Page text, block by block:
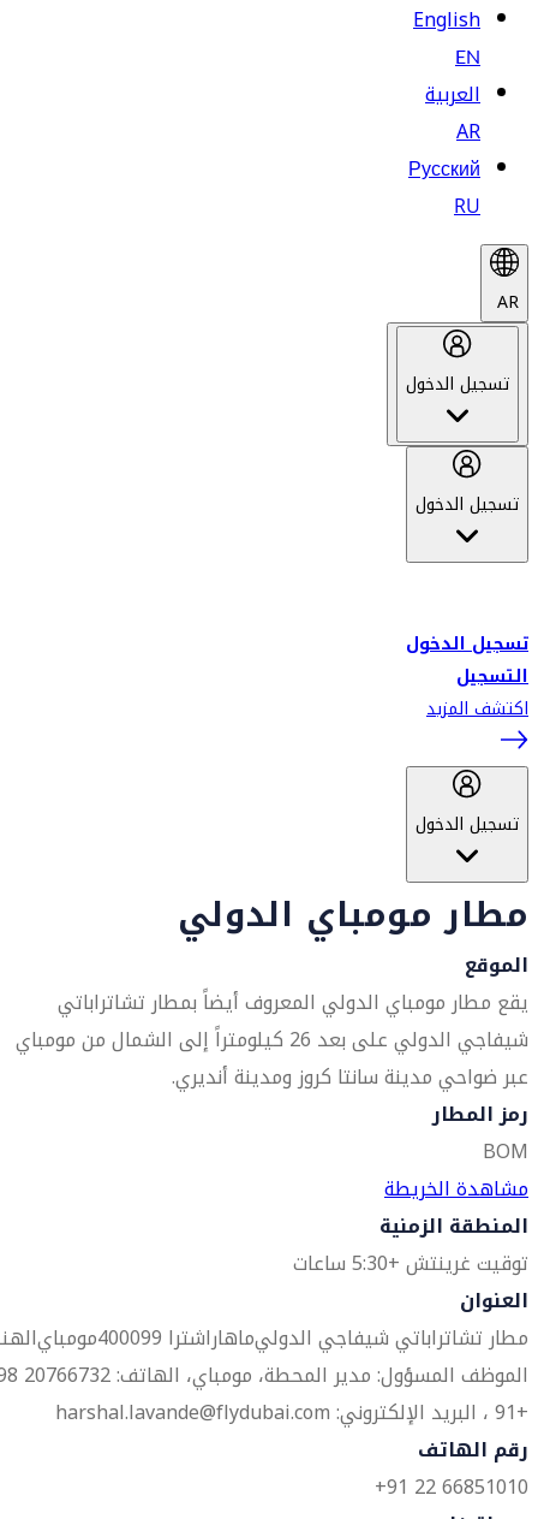
English
EN
العربية
AR
Русский
RU
AR
تسجيل الدخول
تسجيل الدخول
تسجيل الدخول
التسجيل
اكتشف المزيد
تسجيل الدخول
مطار مومباي الدولي
الموقع
يقع مطار مومباي الدولي المعروف أيضاً بمطار تشاتراباتي
شيفاجي الدولي على بعد 26 كيلومتراً إلى الشمال من مومباي
عبر ضواحي مدينة سانتا كروز ومدينة أنديري.
رمز المطار
BOM
مشاهدة الخريطة
المنطقة الزمنية
توقيت غرينتش +5:30 ساعات
العنوان
مطار تشاتراباتي شيفاجي الدوليماهاراشترا 400099 مومباي
الموظف المسؤول: مدير المحطة،
+91 ، البريد الإلكتروني: harshal.lavande@flydubai.com
رقم الهاتف
66851010 22 91+